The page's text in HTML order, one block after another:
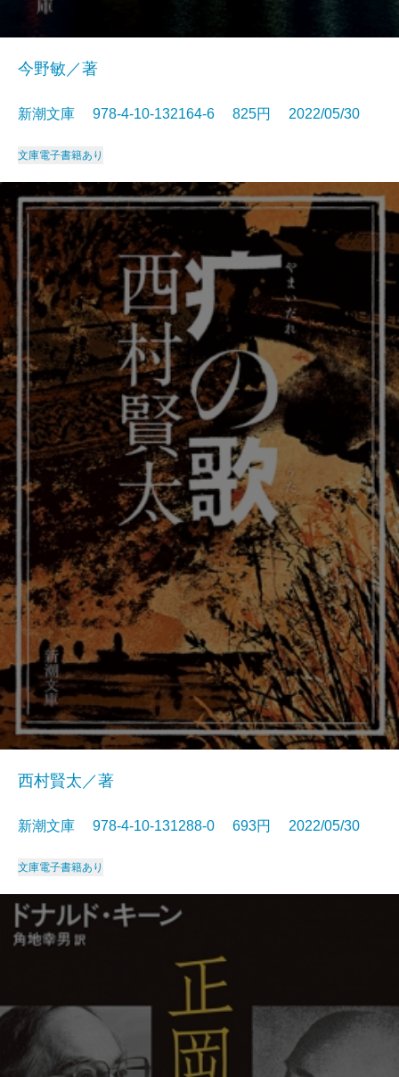
今野敏／著
新潮文庫 978-4-10-132164-6 825円 2022/05/30
文庫電子書籍あり
西村賢太／著
新潮文庫 978-4-10-131288-0 693円 2022/05/30
文庫電子書籍あり